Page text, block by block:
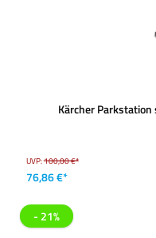
Kärcher
UVP:100,00 €*
76,86 €*
- 21%